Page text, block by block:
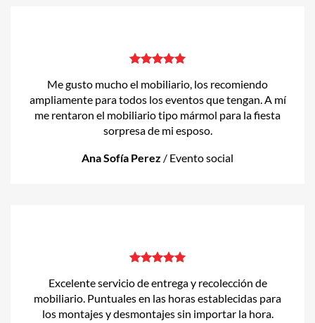
Me gusto mucho el mobiliario, los recomiendo
ampliamente para todos los eventos que tengan. A mí
me rentaron el mobiliario tipo mármol para la fiesta
sorpresa de mi esposo.
Ana Sofía Perez / Evento social
Excelente servicio de entrega y recolección de
mobiliario. Puntuales en las horas establecidas para
los montajes y desmontajes sin importar la hora.